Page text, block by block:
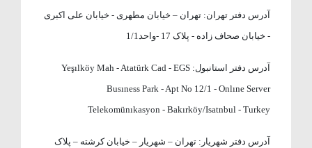
آدرس دفتر تهران: تهران – خیابان مطهری - خیابان علی اکبری
- خیابان صحاف زاده - پلاک 17 -واحد1/1
آدرس دفتر استانبول: Yeşılköy Mah - Atatürk Cad - EGS
Busıness Park - Apt No 12/1 - Onlıne Server
Telekomünıkasyon - Bakırköy/Isatnbul - Turkey
آدرس دفتر شهریار:تهران – شهریار – خیابان کرشته – پلاک